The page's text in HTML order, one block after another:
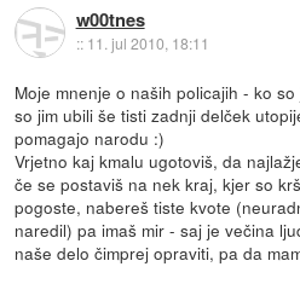
w00tnes
:: 11. jul 2010, 18:11
Moje mnenje o naših policajih - ko
so jim ubili še tisti zadnji delček
pomagajo narodu :)
Vrjetno kaj kmalu ugotoviš, da
če se postaviš na nek kraj, kjer so
pogoste, nabereš tiste kvote
naredil) pa imaš mir - saj je večina
naše delo čimprej opraviti, pa da